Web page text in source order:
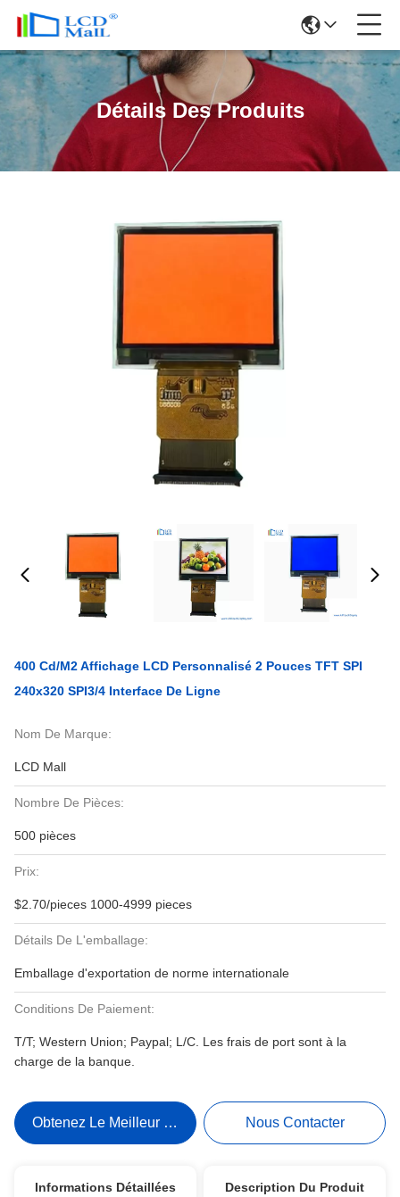
Détails Des Produits
400 Cd/M2 Affichage LCD Personnalisé 2 Pouces TFT SPI
240x320 SPI3/4 Interface De Ligne
Nom De Marque:
LCD Mall
Nombre De Pièces:
500 pièces
Prix:
$2.70/pieces 1000-4999 pieces
Détails De L'emballage:
Emballage d'exportation de norme internationale
Conditions De Paiement:
T/T; Western Union; Paypal; L/C. Les frais de port sont à la
charge de la banque.
Obtenez Le Meilleur Prix Nous Contacter
Informations Détaillées Description Du Produit